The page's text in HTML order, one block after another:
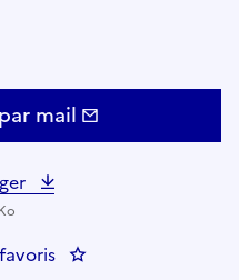
mail
: ASSISTANT DE